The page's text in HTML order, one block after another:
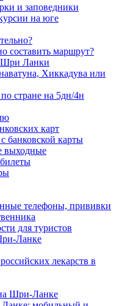
и заповедники
на юге
составить маршрут?
Ланки
Хиккадува или
стране на 5дн/4н
карт
банковской карты
выходные
телефоны, прививки
для туристов
Ланке
лекарств в
Шри-Ланке